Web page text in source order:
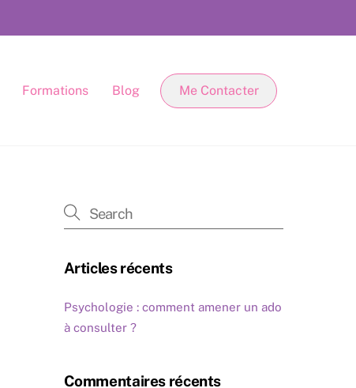
Formations Blog Me Contacter
Articles récents
Psychologie : comment amener un ado
à consulter ?
Commentaires récents